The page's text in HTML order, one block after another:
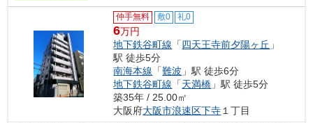
仲手無料 敷0 礼0
6万円
地下鉄谷町線 「四天王寺前夕陽ヶ丘 」
駅 徒歩5分
南海本線 「難波 」駅 徒歩6分
地下鉄谷町線 「天満橋 」駅 徒歩5分
築35年 / 25.00㎡
大阪府大阪市浪速区下寺 １丁目